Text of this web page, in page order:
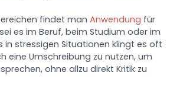
findet manAnwendung für
es im Beruf, beim Studium oder im
in stressigen Situationen klingt es oft
eine Umschreibung zu nutzen, um
ohne allzu direkt Kritik zu